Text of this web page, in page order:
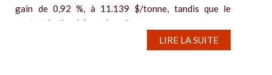
gain de 0,92 %, à 11.139 $/tonne, tandis que le
contrat le plus échangé sur le...
LIRE LA SUITE